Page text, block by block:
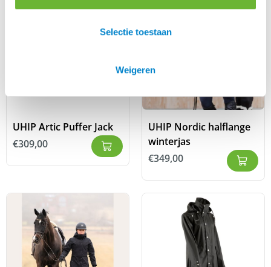
Selectie toestaan
Weigeren
UHIP Artic Puffer Jack
€309,00
UHIP Nordic halflange
winterjas
€349,00